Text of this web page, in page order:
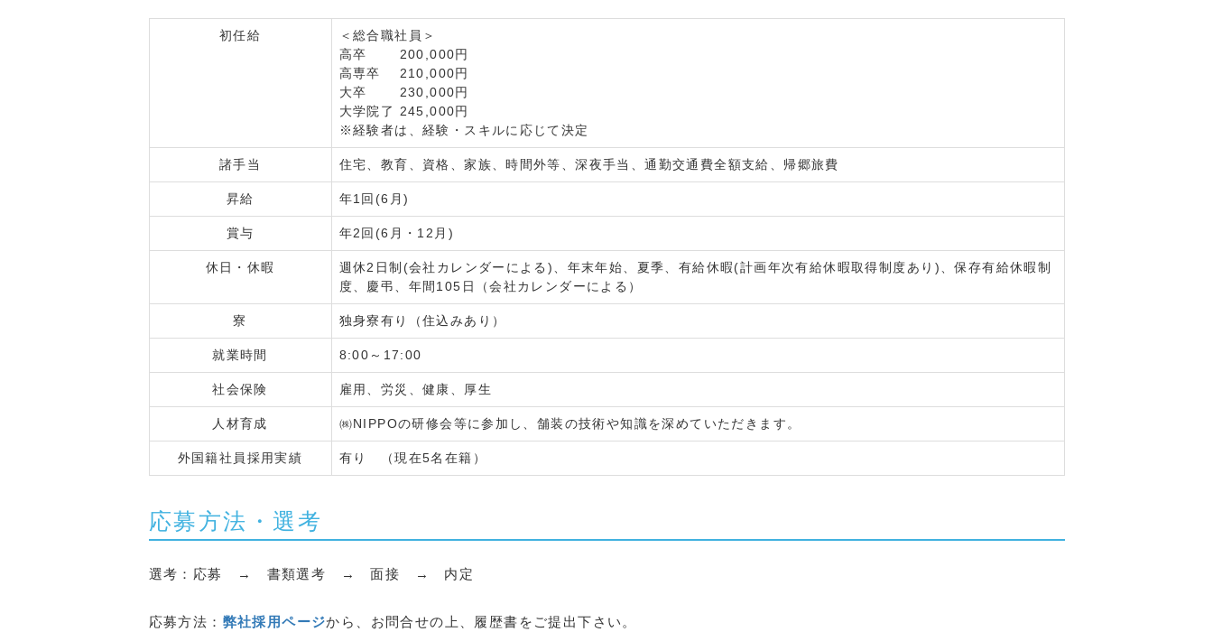
初任給
＜総合職社員＞
高卒 200,000円
高専卒 210,000円
大卒 230,000円
大学院了 245,000円
※経験者は、経験・スキルに応じて決定
諸手当 住宅、教育、資格、家族、時間外等、深夜手当、通勤交通費全額支給、帰郷旅費
昇給 年1回(6月)
賞与 年2回(6月・12月)
休日・休暇
週休2日制(会社カレンダーによる)、年末年始、夏季、有給休暇(計画年次有給休暇取得制度あり)、保存有給休暇制
度、慶弔、年間105日（会社カレンダーによる）
寮 独身寮有り（住込みあり）
就業時間 8:00～17:00
社会保険 雇用、労災、健康、厚生
人材育成 ㈱NIPPOの研修会等に参加し、舗装の技術や知識を深めていただきます。
外国籍社員採用実績 有り （現在5名在籍）
応募方法・選考
選考：応募 → 書類選考 → 面接 → 内定
応募方法： 弊社採用ページから、お問合せの上、履歴書をご提出下さい。